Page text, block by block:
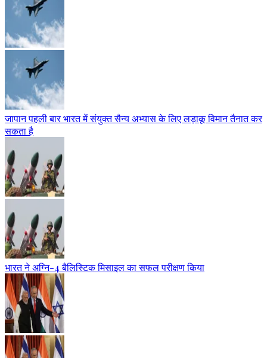
जापान पहली बार भारत में संयुक्त सैन्य अभ्यास के लिए लड़ाकू विमान तैनात कर
सकता है
भारत ने अग्नि-4 बैलिस्टिक मिसाइल का सफल परीक्षण किया